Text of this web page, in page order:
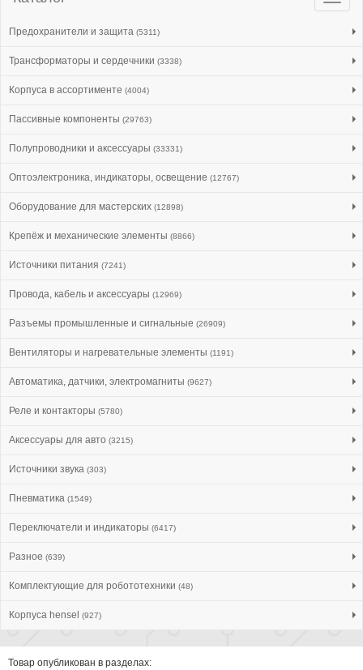
Предохранители и защита (5311)
Трансформаторы и сердечники (3338)
Корпуса в ассортименте (4004)
Пассивные компоненты (29763)
Полупроводники и аксессуары (33331)
Оптоэлектроника, индикаторы, освещение (12767)
Оборудование для мастерских (12898)
Крепёж и механические элементы (8866)
Источники питания (7241)
Провода, кабель и аксессуары (12969)
Разъемы промышленные и сигнальные (26909)
Вентиляторы и нагревательные элементы (1191)
Автоматика, датчики, электромагниты (9627)
Реле и контакторы (5780)
Аксессуары для авто (3215)
Источники звука (303)
Пневматика (1549)
Переключатели и индикаторы (6417)
Разное (639)
Комплектующие для робототехники (48)
Корпуса hensel (927)
Товар опубликован в разделах: